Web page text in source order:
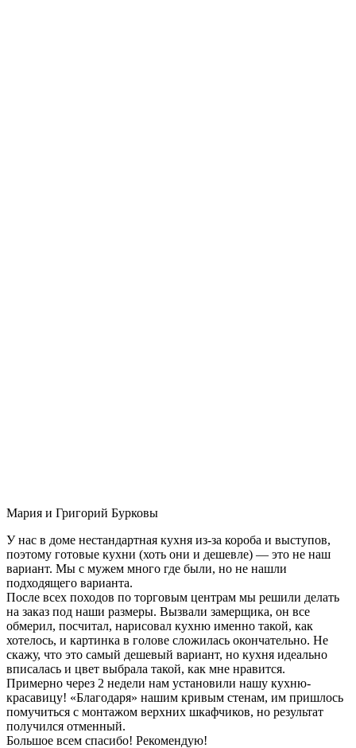
Мария и Григорий Бурковы
У нас в доме нестандартная кухня из-за короба и выступов,
поэтому готовые кухни (хоть они и дешевле) — это не наш
вариант. Мы с мужем много где были, но не нашли
подходящего варианта.
После всех походов по торговым центрам мы решили делать
на заказ под наши размеры. Вызвали замерщика, он все
обмерил, посчитал, нарисовал кухню именно такой, как
хотелось, и картинка в голове сложилась окончательно. Не
скажу, что это самый дешевый вариант, но кухня идеально
вписалась и цвет выбрала такой, как мне нравится.
Примерно через 2 недели нам установили нашу кухню-
красавицу! «Благодаря» нашим кривым стенам, им пришлось
помучиться с монтажом верхних шкафчиков, но результат
получился отменный.
Большое всем спасибо! Рекомендую!